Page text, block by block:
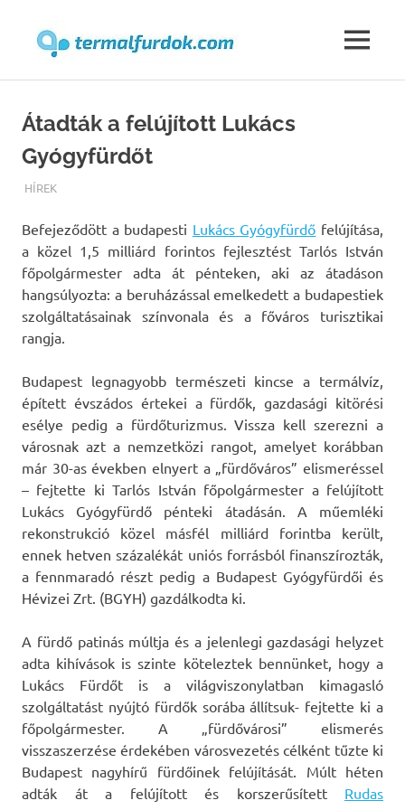
content
MENU
Átadták a felújított Lukács
Gyógyfürdőt
TERMALFURDOK.COM
HÍREK
Befejeződött a budapesti Lukács Gyógyfürdő felújítása,
a közel 1,5 milliárd forintos fejlesztést Tarlós István
főpolgármester adta át pénteken, aki az átadáson
hangsúlyozta: a beruházással emelkedett a budapestiek
szolgáltatásainak színvonala és a főváros turisztikai
rangja.
Budapest legnagyobb természeti kincse a termálvíz,
épített évszádos értekei a fürdők, gazdasági kitörési
esélye pedig a fürdőturizmus. Vissza kell szerezni a
városnak azt a nemzetközi rangot, amelyet korábban
már 30-as években elnyert a „fürdőváros” elismeréssel
– fejtette ki Tarlós István főpolgármester a felújított
Lukács Gyógyfürdő pénteki átadásán. A műemléki
rekonstrukció közel másfél milliárd forintba került,
ennek hetven százalékát uniós forrásból finanszírozták,
a fennmaradó részt pedig a Budapest Gyógyfürdői és
Hévizei Zrt. (BGYH) gazdálkodta ki.
A fürdő patinás múltja és a jelenlegi gazdasági helyzet
adta kihívások is szinte köteleztek bennünket, hogy a
Lukács Fürdőt is a világviszonylatban kimagasló
szolgáltatást nyújtó fürdők sorába állítsuk- fejtette ki a
főpolgármester. A „fürdővárosi” elismerés
visszaszerzése érdekében városvezetés célként tűzte ki
Budapest nagyhírű fürdőinek felújítását. Múlt héten
adták át a felújított és korszerűsített Rudas